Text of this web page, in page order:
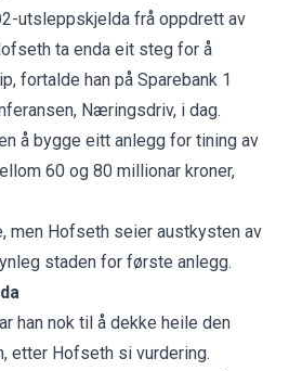
utsleppskjelda frå oppdrett av
ta enda eit steg for å
fortalde han på Sparebank 1
Næringsdriv, i dag.
å bygge eitt anlegg for tining av
60 og 80 millionar kroner,
men Hofseth seier austkysten av
staden for første anlegg.
han nok til å dekke heile den
etter Hofseth si vurdering.